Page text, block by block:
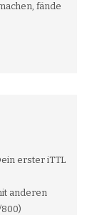
fände
erster iTTL
anderen